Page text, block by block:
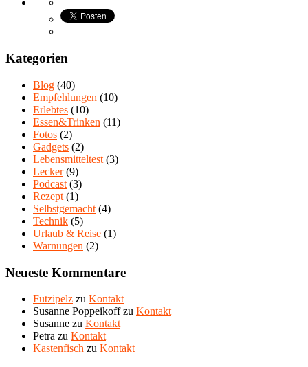
Kategorien
Blog (40)
Empfehlungen (10)
Erlebtes (10)
Essen&Trinken (11)
Fotos (2)
Gadgets (2)
Lebensmitteltest (3)
Lecker(9)
Podcast (3)
Rezept (1)
Selbstgemacht (4)
Technik (5)
Urlaub & Reise (1)
Warnungen (2)
Neueste Kommentare
Futzipelz zu Kontakt
Susanne Poppeikoffzu Kontakt
Susanne zu Kontakt
Petra zu Kontakt
Kastenfisch zu Kontakt